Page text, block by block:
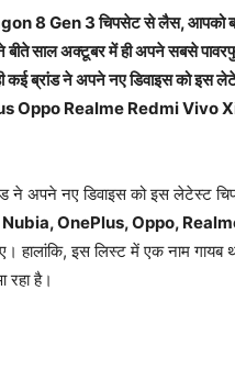
8 Gen 3 चिपसेट से लैस, आपको
बीते साल अक्टूबर में ही अपने सबसे
कई ब्रांड ने अपने नए डिवाइस को इस
Oppo Realme Redmi Vivo
ने अपने नए डिवाइस को इस लेटेस्ट
OnePlus, Oppo,
हालांकि, इस लिस्ट में एक नाम गायब
है।